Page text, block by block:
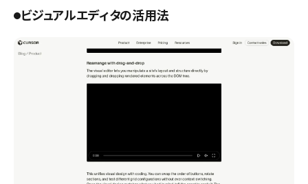
ビジュアルエディタの活用法